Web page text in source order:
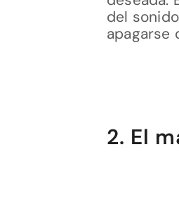
del
apagarse
2. El